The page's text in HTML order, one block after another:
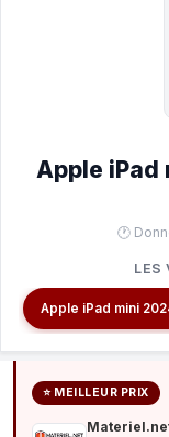
Apple iPad
🕐
LES
Apple iPad mini
⭐ MEILLEUR PRIX